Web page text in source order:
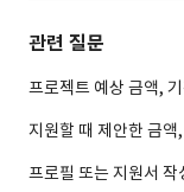
관련 질문
프로젝트 예상 금액,
지원할 때 제안한 금
프로필 또는 지원서 작